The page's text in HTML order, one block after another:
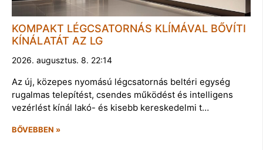
KOMPAKT LÉGCSATORNÁS KLÍMÁVAL BŐVÍTI
KÍNÁLATÁT AZ LG
2026. augusztus. 8. 22:14
Az új, közepes nyomású légcsatornás beltéri egység
rugalmas telepítést, csendes működést és intelligens
vezérlést kínál lakó- és kisebb kereskedelmi t…
BŐVEBBEN »